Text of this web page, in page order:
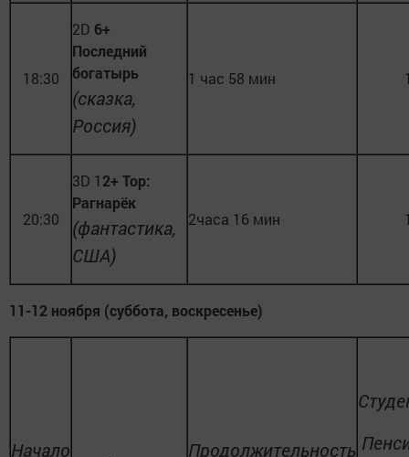
18:30
2D 6+
Последний
богатырь
(сказка,
Россия)
1 час 58 мин
20:30
3D 1 2+ Тор:
Рагнарёк
(фантастика,
США)
2часа 16 мин
11-12 ноября (суббота, воскресенье)
Начало
Продолжительность